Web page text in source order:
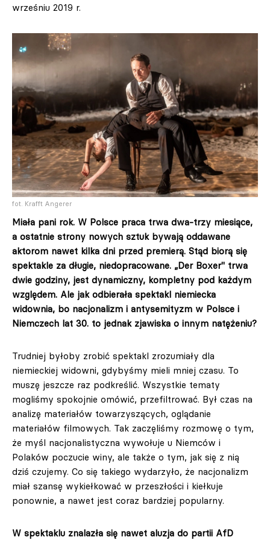
wrześniu 2019 r.
fot. Krafft Angerer
Miała pani rok. W Polsce praca trwa dwa-trzy miesiące,
a ostatnie strony nowych sztuk bywają oddawane
aktorom nawet kilka dni przed premierą. Stąd biorą się
spektakle za długie, niedopracowane. „Der Boxer" trwa
dwie godziny, jest dynamiczny, kompletny pod każdym
względem. Ale jak odbierała spektakl niemiecka
widownia, bo nacjonalizm i antysemityzm w Polsce i
Niemczech lat 30. to jednak zjawiska o innym natężeniu?
Trudniej byłoby zrobić spektakl zrozumiały dla
niemieckiej widowni, gdybyśmy mieli mniej czasu. To
muszę jeszcze raz podkreślić. Wszystkie tematy
mogliśmy spokojnie omówić, przefiltrować. Był czas na
analizę materiałów towarzyszących, oglądanie
materiałów filmowych. Tak zaczęliśmy rozmowę o tym,
że myśl nacjonalistyczna wywołuje u Niemców i
Polaków poczucie winy, ale także o tym, jak się z nią
dziś czujemy. Co się takiego wydarzyło, że nacjonalizm
miał szansę wykiełkować w przeszłości i kiełkuje
ponownie, a nawet jest coraz bardziej popularny.
W spektaklu znalazła się nawet aluzja do partii AfD